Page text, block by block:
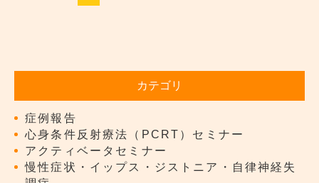
カテゴリ
症例報告
心身条件反射療法（PCRT）セミナー
アクティベータセミナー
慢性症状・イップス・ジストニア・自律神経失